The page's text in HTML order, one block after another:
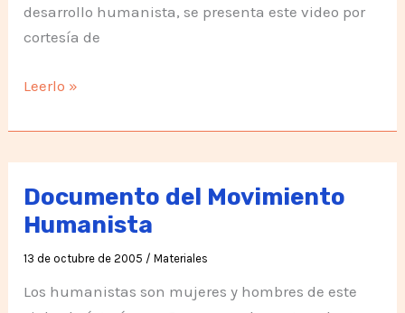
desarrollo humanista, se presenta este video por
cortesía de
Frentes
Acción
Humanistas
Leerlo »
Documento del Movimiento
Humanista
13 de octubre de 2005 /Materiales
Los humanistas son mujeres y hombres de este